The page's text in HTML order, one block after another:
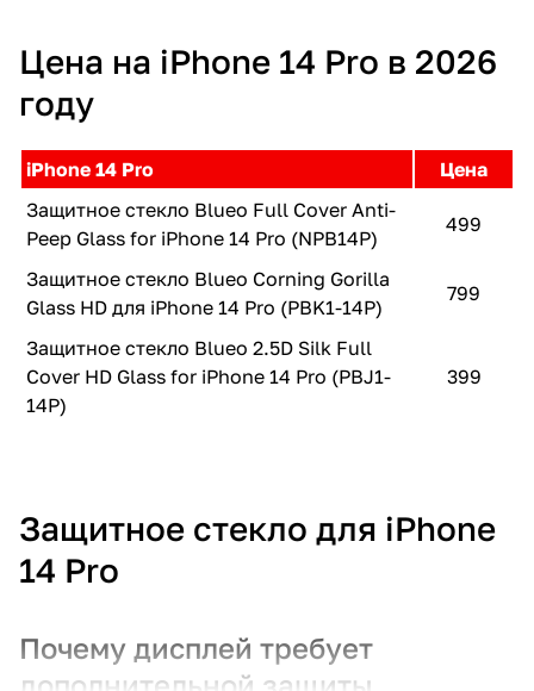
Цена на iPhone 14 Pro в 2026
году
iPhone 14 Pro
Цена
Защитное стекло Blueo Full Cover Anti-
Peep Glass for iPhone 14 Pro (NPB14P)
499
Защитное стекло Blueo Corning Gorilla
Glass HD для iPhone 14 Pro (PBK1-14P)
799
Защитное стекло Blueo 2.5D Silk Full
Cover HD Glass for iPhone 14 Pro (PBJ1-
14P)
399
Защитное стекло для iPhone
14 Pro
Почему дисплей требует